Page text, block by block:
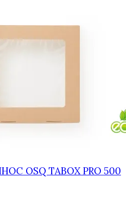
OSQ TABOX PRO 500